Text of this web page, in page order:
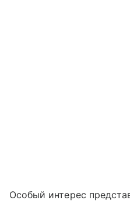
Особый интерес